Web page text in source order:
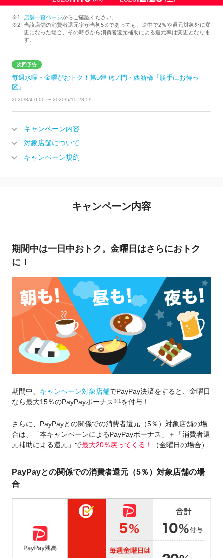
店舗一覧ページからご確認ください。
当該店舗の消費者還元率が当初5％であっても、途中で2％や還元対象外に変
更になった場合、その時点から消費者還元補助による還元率は変更となりま
す。
次回予告
毎週水曜・金曜がおトク！第5弾 虎ノ門・西新橋『勝手にお得っ
区』
2020/3/4 0:00 〜 2020/5/15 23:59
キャンペーン内容
対象店舗について
キャンペーン規約
キャンペーン内容
期間中は一日中おトク。金曜日はさらにおトク
に！
期間中、 キャンペーン対象店舗でPayPay決済をすると、金曜日
なら最大15％のPayPayボーナス ※1 を付与！
さらに、PayPayとの関係での消費者還元（5％）対象店舗の場
合は、「本キャンペーンによるPayPayボーナス」＋「消費者還
元補助による還元」で最大20％戻ってくる！ （金曜日の場合）
PayPayとの関係での消費者還元（5％）対象店舗の場
合